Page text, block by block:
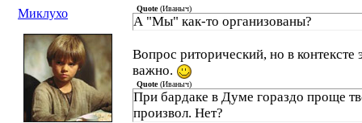
Миклухо
Quote(Иваныч)
А "Мы" как-то организованы?
Вопрос риторический, но в контексте
важно.
Quote(Иваныч)
При бардаке в Думе гораздо проще
произвол. Нет?